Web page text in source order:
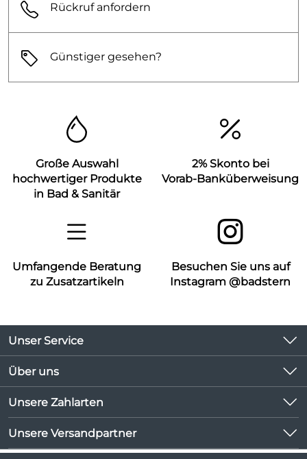
Rückruf anfordern
Günstiger gesehen?
Große Auswahl
hochwertiger Produkte
in Bad & Sanitär
2% Skonto bei
Vorab-Banküberweisung
Umfangende Beratung
zu Zusatzartikeln
Besuchen Sie uns auf
Instagram @badstern
Unser Service
Kontakt
Kundeninformationen
Newsletter
Lieferbedingungen
Kundenlogin
Über uns
Unsere Bestseller
Marken
Neu
Unsere Zahlarten
Unsere Versandpartner